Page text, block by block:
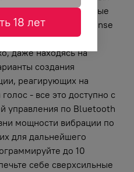
Кроме того, игровые
с приложением Lovense
и использовать
даже находясь на
создания
реагирующих на
- все это доступно с
управления по Bluetooth
мощности вибрации по
для дальнейшего
до 10
себе сверхсильные
18 лет